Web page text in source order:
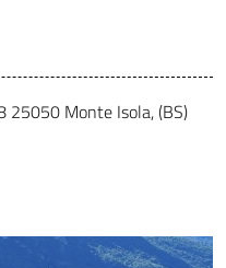
25050 Monte Isola, (BS)